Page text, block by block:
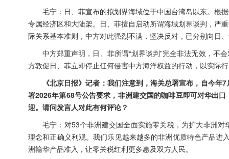
毛宁：日、菲宣布的拟划界海域位于中国台湾岛以东。根
专属经济区和大陆架。日、菲擅自启动所谓海域划界谈判，严
际关系基本准则，中方对此强烈不满，坚决反对，已分别向日
中方郑重声明，日、菲所谓“划界谈判”完全非法无效，不
方敦促日、菲立即停止任何侵害中方海洋权益的行动，以实际
《北京日报》记者：我们注意到，海关总署宣布，自今
署2026年第68号公告要求，非洲建交国的咖啡豆即可对华出
迎。请问发言人对此有何评论？
毛宁：对53个非洲建交国全面实施零关税，为扩大非洲
理念和正确义利观。我们乐见越来越多的非洲优质特色产品进
洲输华产品准入，让零关税红利更多惠及双方人民。